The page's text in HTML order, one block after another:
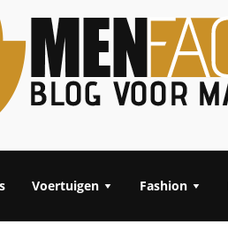
Voertuigen Fashion